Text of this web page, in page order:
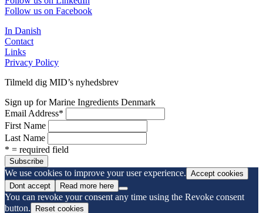
Follow us on Facebook
In Danish
Contact
Links
Privacy Policy
Tilmeld dig MID’s nyhedsbrev
Sign up for Marine Ingredients Denmark
Email Address*
First Name
Last Name
* = required field
We use cookies to improve your user experience. Accept cookies
Dont accept
Read more here
You can revoke your consent any time using the Revoke consent
button.
Reset cookies